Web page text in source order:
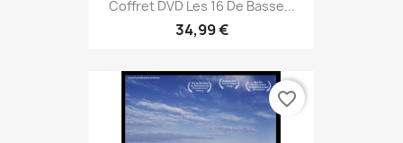
Coffret DVD Les 16 De Basse...
34,99 €
favorite_border